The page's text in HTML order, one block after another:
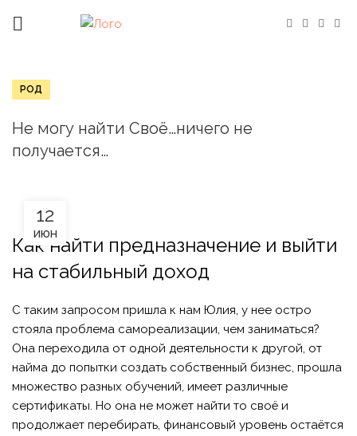
РОД
Не могу найти Своё…ничего не
получается…
12
ИЮН
Как найти предназначение и выйти
на стабильный доход
С таким запросом пришла к нам Юлия, у нее остро
стояла проблема самореализации, чем заниматься?
Она переходила от одной деятельности к другой, от
найма до попытки создать собственный бизнес, прошла
множество разных обучений, имеет различные
сертификаты. Но она не может найти то своё и
продолжает перебирать, финансовый уровень остаётся